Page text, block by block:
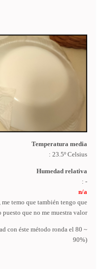
Temperatura media
: 23.5º Celsius
Humedad relativa
: -
n/a
temo que también tengo que
puesto que no me muestra valor
con éste método ronda el 80 ~
90%)